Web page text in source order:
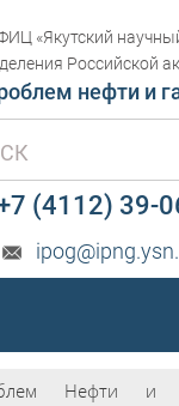
«Якутский
Российской
нефти и
(4112) 39-
Нефти